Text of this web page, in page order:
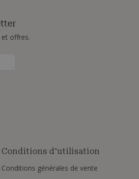
offres.
Conditions d'utilisation
Conditions générales de vente